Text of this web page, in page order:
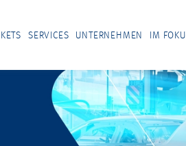
SERVICES UNTERNEHMEN IM